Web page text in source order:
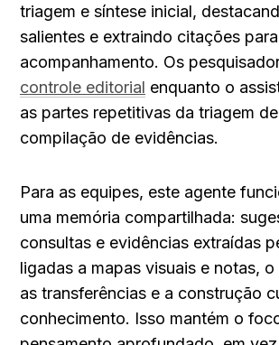
triagem e síntese inicial,
salientes e extraindo citações para
controle editorial enquanto o
as partes repetitivas da triagem
compilação de evidências.
Para as equipes, este agente
uma memória compartilhada:
consultas e evidências extraídas
ligadas a mapas visuais e notas, o
as transferências e a construção
conhecimento. Isso mantém o